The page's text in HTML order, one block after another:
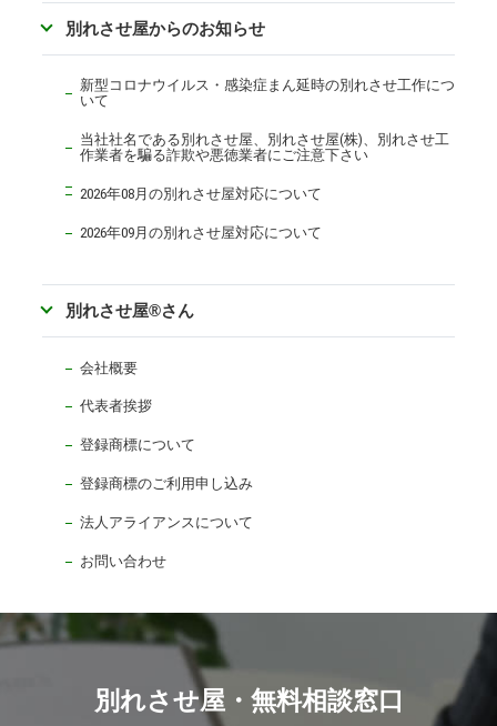
別れさせ屋からのお知らせ
新型コロナウイルス・感染症まん延時の別れさせ工作につ
いて
当社社名である別れさせ屋、別れさせ屋(株)、別れさせ工
作業者を騙る詐欺や悪徳業者にご注意下さい
2026年08月の別れさせ屋対応について
2026年09月の別れさせ屋対応について
別れさせ屋®さん
会社概要
代表者挨拶
登録商標について
登録商標のご利用申し込み
法人アライアンスについて
お問い合わせ
別れさせ屋・無料相談窓口